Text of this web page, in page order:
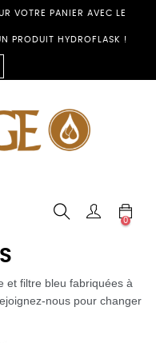
VOTRE PANIER AVEC LE
PRODUIT HYDROFLASK !
0
et filtre bleu fabriquées à
nous pour changer